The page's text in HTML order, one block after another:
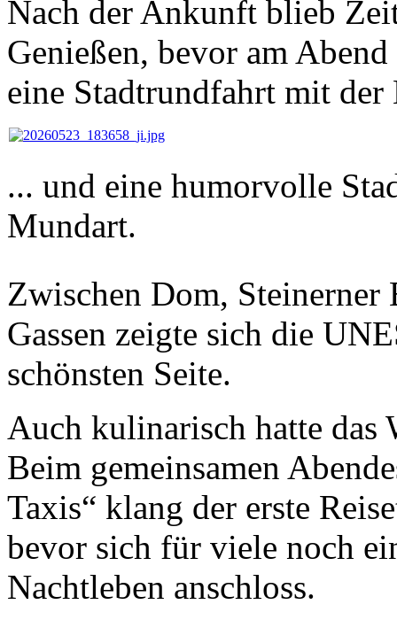
Nach der Ankunft blieb
Genießen, bevor am
eine Stadtrundfahrt mit
... und eine humorvolle
Mundart.
Zwischen Dom, Steinerner
Gassen zeigte sich die
schönsten Seite.
Auch kulinarisch hatte das
Beim gemeinsamen
Taxis“ klang der erste
bevor sich für viele noch
Nachtleben anschloss.